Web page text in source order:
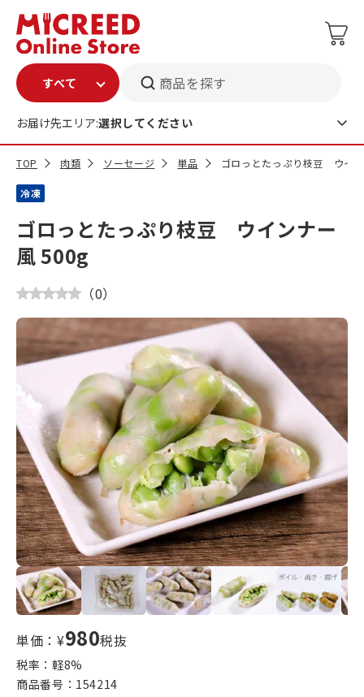
商品を探す
お届け先エリア:選択してください
TOP 肉類 ソーセージ 単品 ゴロっとたっぷり枝豆 ウイ
冷凍
ゴロっとたっぷり枝豆 ウインナー
風 500g
（0）
単価：¥980税抜
税率：軽8%
商品番号： 154214